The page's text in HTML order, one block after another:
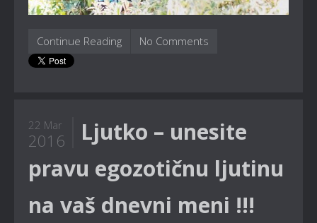
Continue Reading No Comments
22 Mar
2016
Ljutko – unesite
pravu egozotičnu ljutinu
na vaš dnevni meni !!!